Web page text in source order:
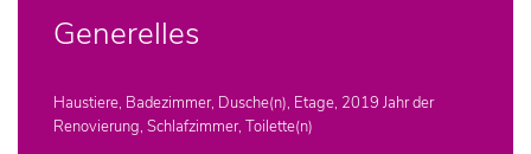
Generelles
Haustiere, Badezimmer, Dusche(n), Etage, 2019 Jahr der
Renovierung, Schlafzimmer, Toilette(n)